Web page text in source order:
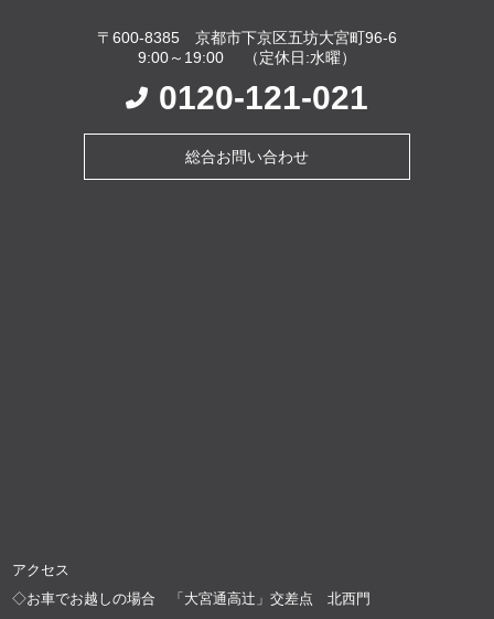
〒600-8385 京都市下京区五坊大宮町96-6
9:00～19:00 （定休日:水曜）
0120-121-021
総合お問い合わせ
アクセス
◇お車でお越しの場合 「大宮通高辻」交差点 北西門